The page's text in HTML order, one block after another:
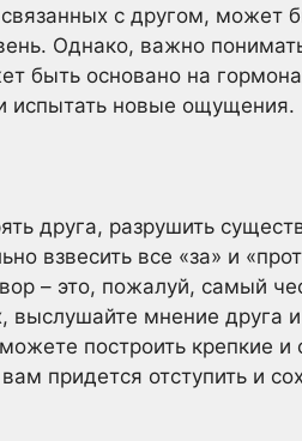
связанных с другом, может
Однако, важно
быть основано на
испытать новые ощущения.
друга, разрушить
взвесить все «за» и
– это, пожалуй, самый
выслушайте мнение друга
построить крепкие и
придется отступить и